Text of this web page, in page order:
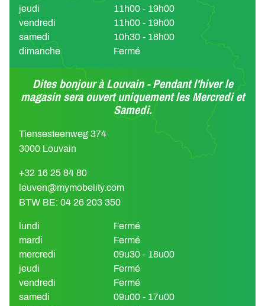
jeudi
11h00 - 19h00
vendredi
11h00 - 19h00
samedi
10h30 - 18h00
dimanche
Fermé
Dites bonjour à Louvain - Pendant l'hiver le
magasin sera ouvert uniquement les Mercredi et
Samedi.
Tiensesteenweg 374
3000 Louvain
+32 16 25 84 80
leuven@mymobelity.com
BTW BE: 04 26 203 350
lundi
Fermé
mardi
Fermé
mercredi
09u30 - 18u00
jeudi
Fermé
vendredi
Fermé
samedi
09u00 - 17u00